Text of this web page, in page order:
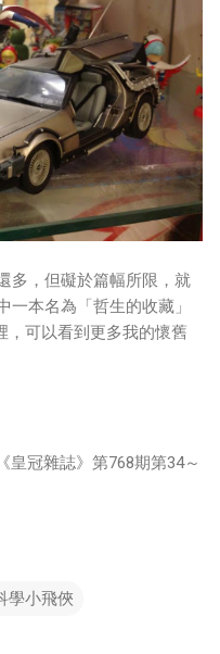
多，但礙於篇幅所限，就
本名為「哲生的收藏」
，可以看到更多我的懷舊
皇冠雜誌》第768期第34～
學小飛俠